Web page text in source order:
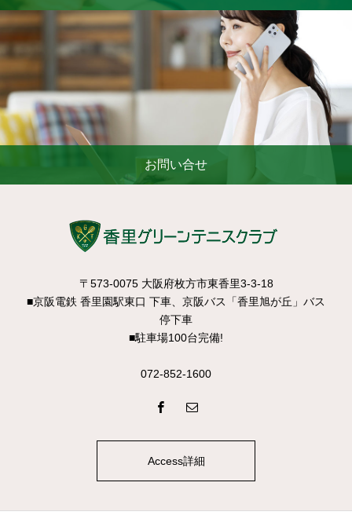
お問い合せ
〒573-0075 大阪府枚方市東香里3-3-18
■京阪電鉄 香里園駅東口 下車、京阪バス「香里旭が丘」バス
停下車
■駐車場100台完備!
072-852-1600
Access詳細